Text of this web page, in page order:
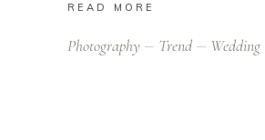
READ MORE
Photography Trend Wedding